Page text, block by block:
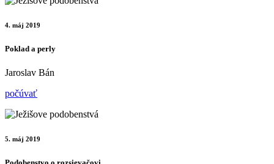
4. máj 2019
Poklad a perly
Jaroslav Bán
počúvať
5. máj 2019